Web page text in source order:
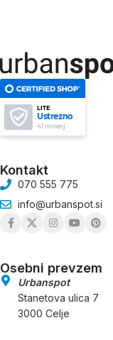
LITE
Ustrezno
41 mnenj
Kontakt
070 555 775
info@urbanspot.si
Osebni prevzem
Urbanspot
Stanetova ulica 7
3000 Celje